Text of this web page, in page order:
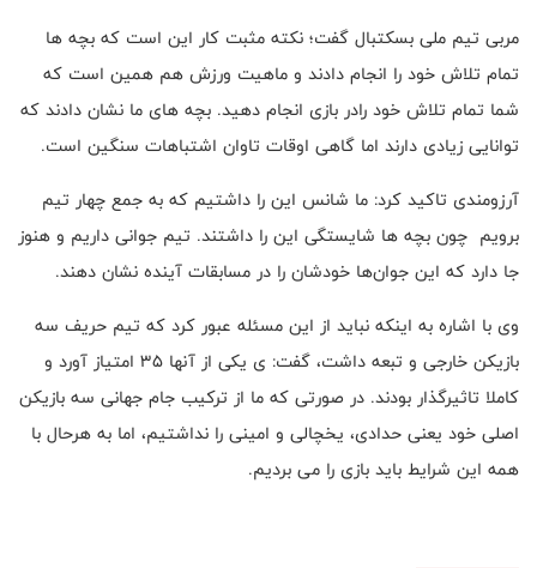
مربی تیم ملی بسکتبال گفت؛ نکته مثبت کار این است که بچه ها
تمام تلاش خود را انجام دادند و ماهیت ورزش هم همین است که
شما تمام تلاش خود رادر بازی انجام دهید‌. بچه های ما نشان دادند که
توانایی زیادی دارند اما گاهی اوقات تاوان اشتباهات سنگین است.
آرزومندی تاکید کرد: ما شانس این را داشتیم که به جمع چهار تیم
برویم چون بچه ها شایستگی این را داشتند. تیم جوانی داریم و هنوز
جا دارد که این جوان‌ها خودشان را در مسابقات آینده نشان دهند.
وی با اشاره به اینکه نباید از این مسئله عبور کرد که تیم حریف سه
بازیکن خارجی و تبعه داشت، گفت: ی یکی از آنها ۳۵ امتیاز آورد و
کاملا تاثیرگذار بودند. در صورتی که ما از ترکیب جام جهانی سه بازیکن
اصلی خود یعنی حدادی، یخچالی و امینی را نداشتیم، اما به هرحال با
همه این شرایط باید بازی را می بردیم.